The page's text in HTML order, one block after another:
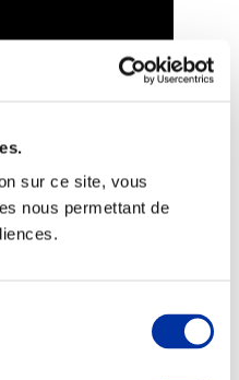
sur ce site, vous
nous permettant de
marché
raisonnée et durable